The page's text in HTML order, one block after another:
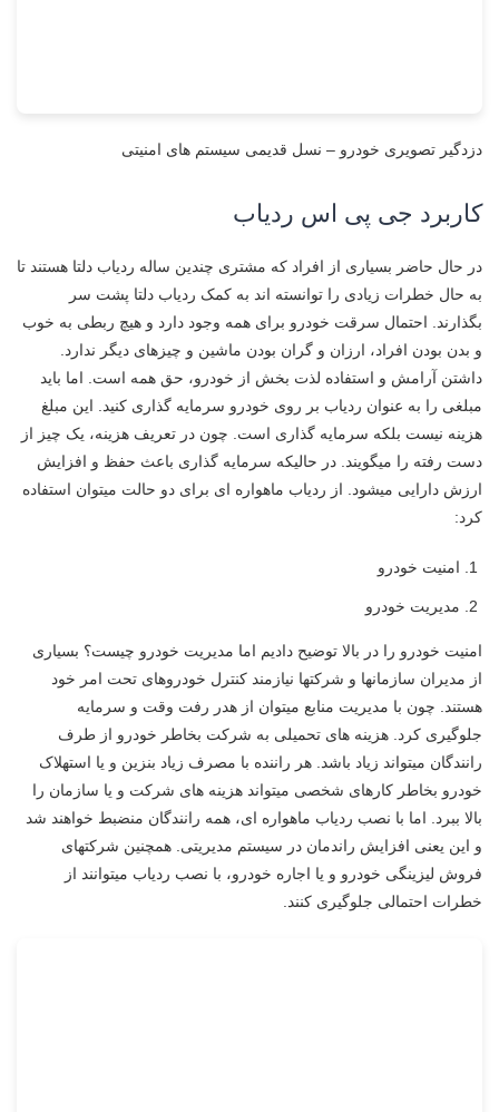
دزدگیر تصویری خودرو – نسل قدیمی سیستم های امنیتی
کاربرد جی پی اس ردیاب
در حال حاضر بسیاری از افراد که مشتری چندین ساله ردیاب دلتا هستند تا
به حال خطرات زیادی را توانسته اند به کمک ردیاب دلتا پشت سر
بگذارند. احتمال سرقت خودرو برای همه وجود دارد و هیچ ربطی به خوب
و بدن بودن افراد، ارزان و گران بودن ماشین و چیزهای دیگر ندارد.
داشتن آرامش و استفاده لذت بخش از خودرو، حق همه است. اما باید
مبلغی را به عنوان ردیاب بر روی خودرو سرمایه گذاری کنید. این مبلغ
هزینه نیست بلکه سرمایه گذاری است. چون در تعریف هزینه، یک چیز از
دست رفته را میگویند. در حالیکه سرمایه گذاری باعث حفظ و افزایش
ارزش دارایی میشود. از ردیاب ماهواره ای برای دو حالت میتوان استفاده
کرد:
امنیت خودرو
مدیریت خودرو
امنیت خودرو را در بالا توضیح دادیم اما مدیریت خودرو چیست؟ بسیاری
از مدیران سازمانها و شرکتها نیازمند کنترل خودروهای تحت امر خود
هستند. چون با مدیریت منابع میتوان از هدر رفت وقت و سرمایه
جلوگیری کرد. هزینه های تحمیلی به شرکت بخاطر خودرو از طرف
رانندگان میتواند زیاد باشد. هر راننده با مصرف زیاد بنزین و یا استهلاک
خودرو بخاطر کارهای شخصی میتواند هزینه های شرکت و یا سازمان را
بالا ببرد. اما با نصب ردیاب ماهواره ای، همه رانندگان منضبط خواهند شد
و این یعنی افزایش راندمان در سیستم مدیریتی. همچنین شرکتهای
فروش لیزینگی خودرو و یا اجاره خودرو، با نصب ردیاب میتوانند از
خطرات احتمالی جلوگیری کنند.